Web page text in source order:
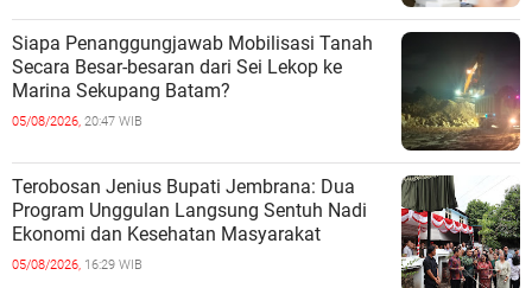
Siapa Penanggungjawab Mobilisasi Tanah
Secara Besar-besaran dari Sei Lekop ke
Marina Sekupang Batam?
05/08/2026, 20:47 WIB
Terobosan Jenius Bupati Jembrana: Dua
Program Unggulan Langsung Sentuh Nadi
Ekonomi dan Kesehatan Masyarakat
05/08/2026, 16:29 WIB